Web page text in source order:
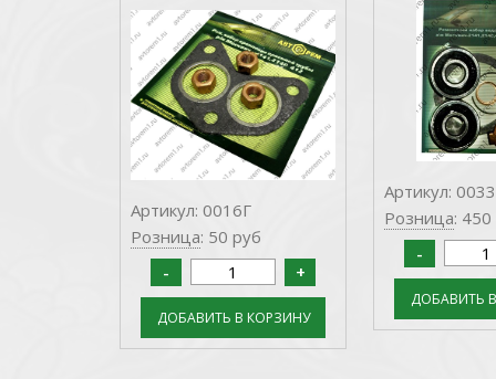
Артикул: 0016Г
Розница: 50 руб
Артикул: 0033
Розница: